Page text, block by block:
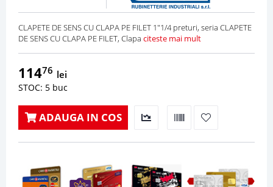
CLAPETE DE SENS CU CLAPA PE FILET 1"1/4 preturi, seria CLAPETE
DE SENS CU CLAPA PE FILET, Clapa citeste mai mult
11476 lei
STOC: 5 buc
ADAUGA IN COS